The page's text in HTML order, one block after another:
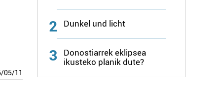
/05/11
2 Dunkel und licht
3
Donostiarrek eklipsea
ikusteko planik dute?